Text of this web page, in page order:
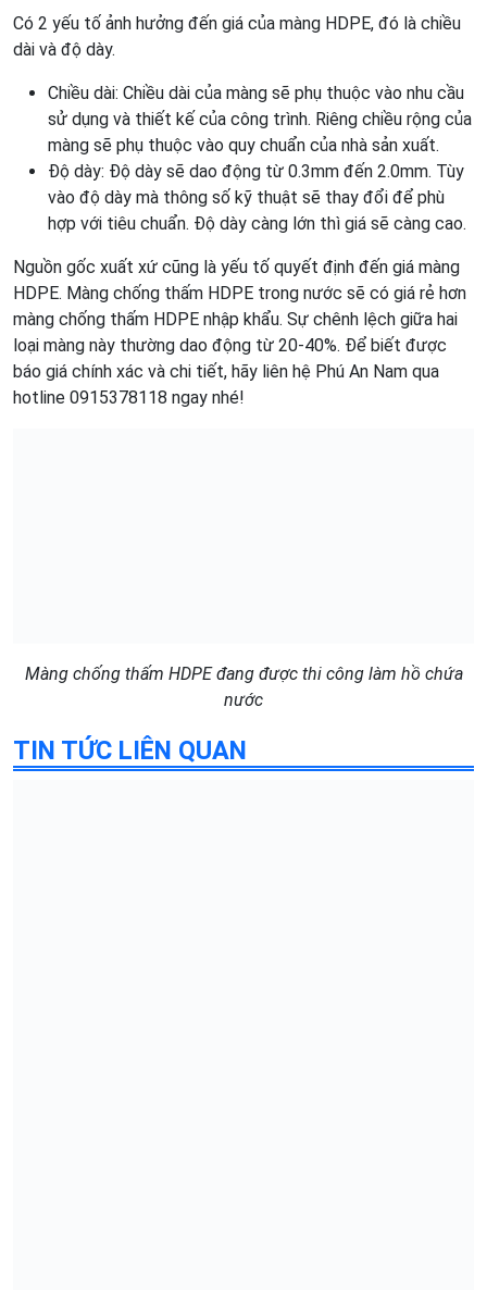
Có 2 yếu tố ảnh hưởng đến giá của màng HDPE, đó là chiều
dài và độ dày.
Chiều dài: Chiều dài của màng sẽ phụ thuộc vào nhu cầu
sử dụng và thiết kế của công trình. Riêng chiều rộng của
màng sẽ phụ thuộc vào quy chuẩn của nhà sản xuất.
Độ dày: Độ dày sẽ dao động từ 0.3mm đến 2.0mm. Tùy
vào độ dày mà thông số kỹ thuật sẽ thay đổi để phù
hợp với tiêu chuẩn. Độ dày càng lớn thì giá sẽ càng cao.
Nguồn gốc xuất xứ cũng là yếu tố quyết định đến giá màng
HDPE. Màng chống thấm HDPE trong nước sẽ có giá rẻ hơn
màng chống thấm HDPE nhập khẩu. Sự chênh lệch giữa hai
loại màng này thường dao động từ 20-40%. Để biết được
báo giá chính xác và chi tiết, hãy liên hệ Phú An Nam qua
hotline 0915378118 ngay nhé!
Màng chống thấm HDPE đang được thi công làm hồ chứa
nước
TIN TỨC LIÊN QUAN